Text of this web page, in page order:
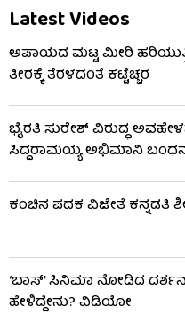
Latest Videos
ಅಪಾಯದ ಮಟ್ಟ ಮೀರಿ
ತೀರಕ್ಕೆ ತೆರಳದಂತೆ ಕಟ್ಟೆಚ್ಚರ
ಭೈರತಿ ಸುರೇಶ್ ವಿರುದ್ಧ
ಸಿದ್ದರಾಮಯ್ಯ ಅಭಿಮಾನಿ
ಕಂಚಿನ ಪದಕ ವಿಜೇತೆ ಕನ್ನಡತಿ
‘ಬಾಸ್’ ಸಿನಿಮಾ ನೋಡಿದ
ಹೇಳಿದ್ದೇನು? ವಿಡಿಯೋ